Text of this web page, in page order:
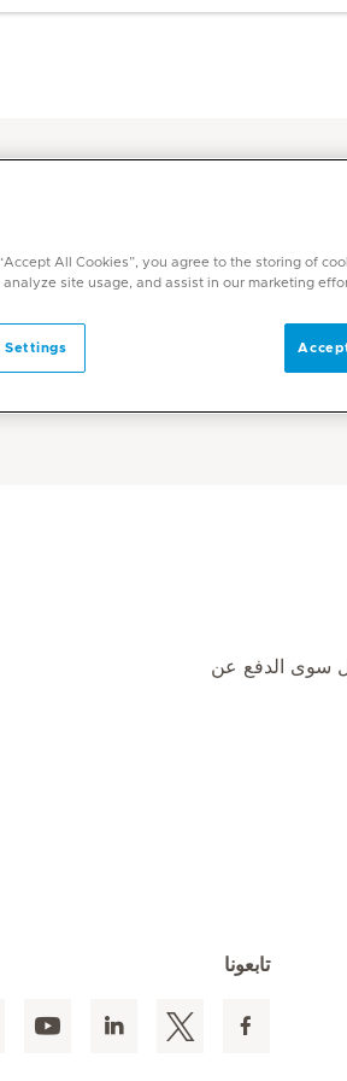
طلب
الشرق
سوى الدفع عن
تابعونا
All Cookies”, you agree to the storing of
analyze site usage, and assist in our marketing
Settings